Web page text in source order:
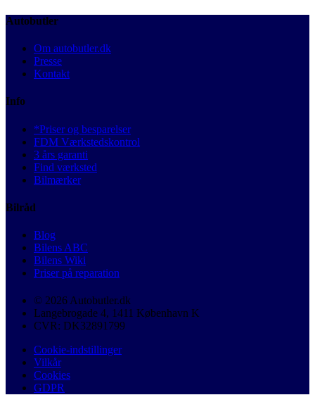
Autobutler
Om autobutler.dk
Presse
Kontakt
Info
*Priser og besparelser
FDM Værkstedskontrol
3 års garanti
Find værksted
Bilmærker
Bilråd
Blog
Bilens ABC
Bilens Wiki
Priser på reparation
© 2026 Autobutler.dk
Langebrogade 4, 1411 København K
CVR: DK32891799
Cookie-indstillinger
Vilkår
Cookies
GDPR